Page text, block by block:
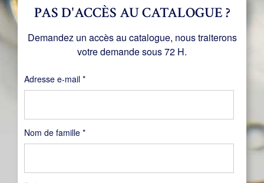
Nom de famille *
PAS D'ACCÈS AU CATALOGUE ?
Demandez un accès au catalogue, nous traiterons
votre demande sous 72 H.
Adresse e-mail *Obligatoire